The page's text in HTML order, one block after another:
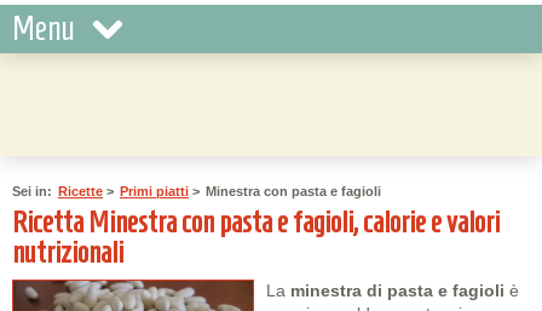
Menu
Sei in: Ricette > Primi piatti > Minestra con pasta e fagioli
Ricetta Minestra con pasta e fagioli, calorie e valori
nutrizionali
La minestra di pasta e fagioli è